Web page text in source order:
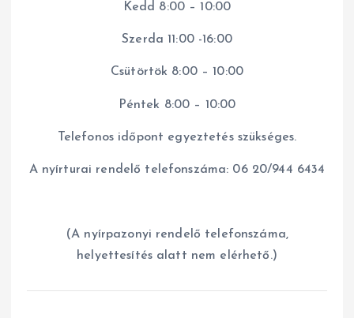
Kedd 8:00 – 10:00
Szerda 11:00 -16:00
Csütörtök 8:00 – 10:00
Péntek 8:00 – 10:00
Telefonos időpont egyeztetés szükséges.
A nyírturai rendelő telefonszáma: 06 20/944 6434
(A nyírpazonyi rendelő telefonszáma,
helyettesítés alatt nem elérhető.)